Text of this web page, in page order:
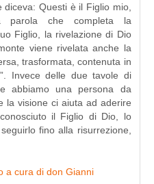
Questi è il Figlio mio,
parola che completa la
Figlio, la rivelazione di Dio
viene rivelata anche la
trasformata, contenuta in
Invece delle due tavole di
abbiamo una persona da
la visione ci aiuta ad aderire
il Figlio di Dio, lo
fino alla risurrezione,
a cura di don Gianni